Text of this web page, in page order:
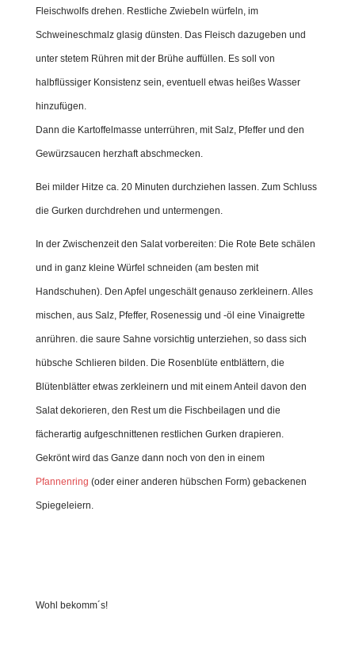
Fleischwolfs drehen. Restliche Zwiebeln würfeln, im
Schweineschmalz glasig dünsten. Das Fleisch dazugeben und
unter stetem Rühren mit der Brühe auffüllen. Es soll von
halbflüssiger Konsistenz sein, eventuell etwas heißes Wasser
hinzufügen.
Dann die Kartoffelmasse unterrühren, mit Salz, Pfeffer und den
Gewürzsaucen herzhaft abschmecken.
Bei milder Hitze ca. 20 Minuten durchziehen lassen. Zum Schluss
die Gurken durchdrehen und untermengen.
In der Zwischenzeit den Salat vorbereiten: Die Rote Bete schälen
und in ganz kleine Würfel schneiden (am besten mit
Handschuhen). Den Apfel ungeschält genauso zerkleinern. Alles
mischen, aus Salz, Pfeffer, Rosenessig und -öl eine Vinaigrette
anrühren. die saure Sahne vorsichtig unterziehen, so dass sich
hübsche Schlieren bilden. Die Rosenblüte entblättern, die
Blütenblätter etwas zerkleinern und mit einem Anteil davon den
Salat dekorieren, den Rest um die Fischbeilagen und die
fächerartig aufgeschnittenen restlichen Gurken drapieren.
Gekrönt wird das Ganze dann noch von den in einem
Pfannenring (oder einer anderen hübschen Form) gebackenen
Spiegeleiern.
Wohl bekomm´s!